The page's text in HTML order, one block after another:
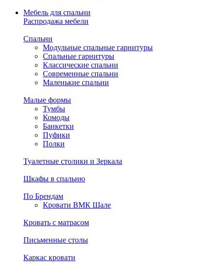
Мебель для спальни
Распродажа мебели
Спальни
Модульные спальные гарнитуры
Спальные гарнитуры
Классические спальни
Современные спальни
Маленькие спальни
Малые формы
Тумбы
Комоды
Банкетки
Пуфики
Полки
Туалетные столики и Зеркала
Шкафы в спальню
По Брендам
Кровати ВМК Шале
Кровать с матрасом
Письменные столы
Каркас кровати